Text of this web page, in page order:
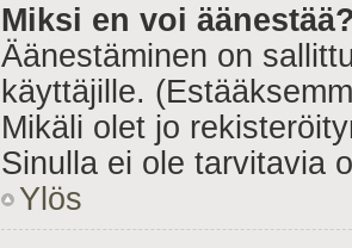
Miksi en voi
Äänestäminen on
käyttäjille.
Mikäli olet jo
Sinulla ei ole tarvitavia
Ylös